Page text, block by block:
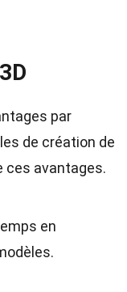
par
de création de
ces avantages.
en